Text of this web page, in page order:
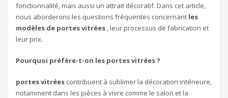
fonctionnalité, mais aussi un attrait décoratif. Dans cet article,
nous aborderons les questions fréquentes concernant les
modèles de portes vitrées , leur processus de fabrication et
leur prix.
Pourquoi préfère-t-on les portes vitrées ?
portes vitrées contribuent à sublimer la décoration intérieure,
notamment dans les pièces à vivre comme le salon et la